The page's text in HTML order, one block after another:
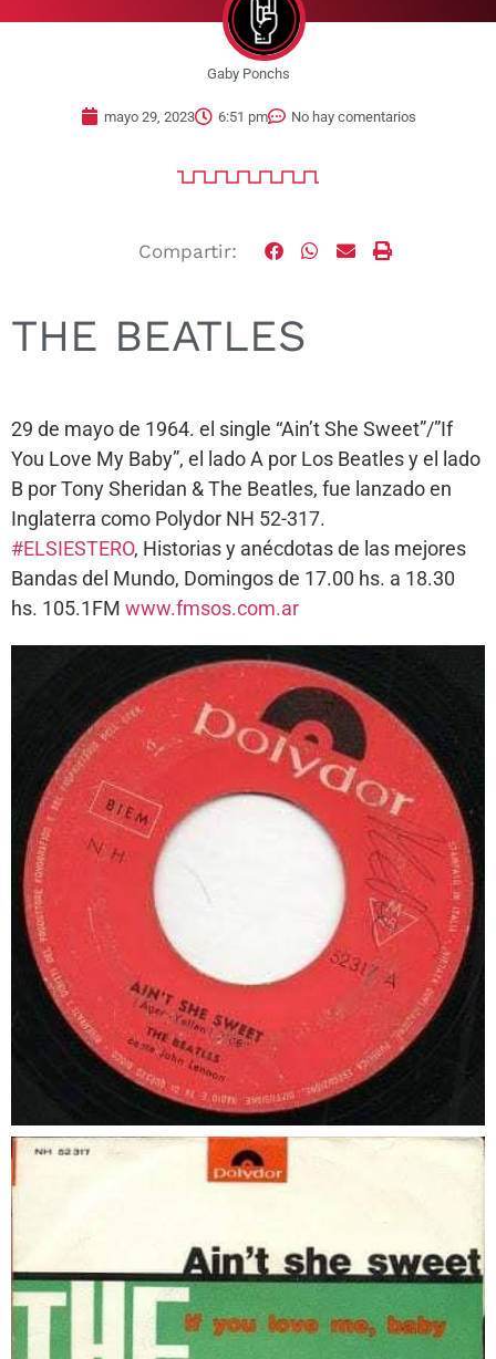
Gaby Ponchs
mayo 29, 2023 6:51 pm No hay comentarios
Compartir:
THE BEATLES
29 de mayo de 1964. el single “Ain’t She Sweet”/”If
You Love My Baby”, el lado A por Los Beatles y el lado
B por Tony Sheridan & The Beatles, fue lanzado en
Inglaterra como Polydor NH 52-317.
#ELSIESTERO, Historias y anécdotas de las mejores
Bandas del Mundo, Domingos de 17.00 hs. a 18.30
hs. 105.1FM www.fmsos.com.ar